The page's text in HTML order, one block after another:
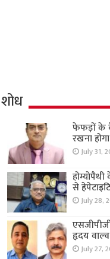
शोध
फेफड़ों के
रखना
July 31,
से
July 28,
हृदय वाल्व
July 27,